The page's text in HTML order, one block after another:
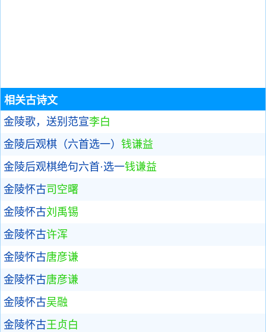
相关古诗文
金陵歌，送别范宣李白
金陵后观棋（六首选一） 钱谦益
金陵后观棋绝句六首·选一钱谦益
金陵怀古司空曙
金陵怀古刘禹锡
金陵怀古许浑
金陵怀古唐彦谦
金陵怀古唐彦谦
金陵怀古吴融
金陵怀古王贞白